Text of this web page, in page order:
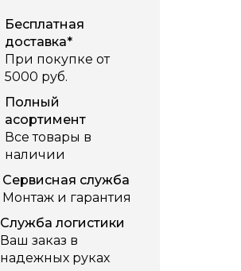
Бесплатная
доставка*
При покупке от
5000 руб.
Полный
асортимент
Все товары в
наличии
Сервисная служба
Монтаж и гарантия
Служба логистики
Ваш заказ в
надежных руках